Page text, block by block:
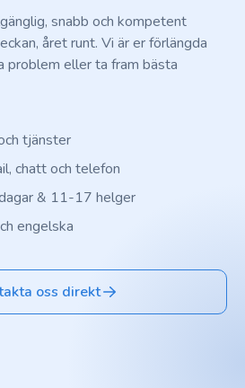
snabb och kompetent
året runt. Vi är er förlängda
problem eller ta fram bästa
tjänster
chatt och telefon
& 11-17 helger
engelska
oss direkt